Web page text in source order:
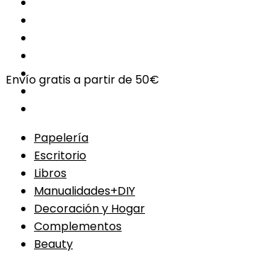
Papelería
Escritorio
Libros
Manualidades+DIY
Decoración y Hogar
Complementos
Beauty
Envío gratis a partir de 50€